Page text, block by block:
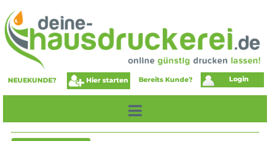
NEUEKUNDE? Hier starten Bereits Kunde? Login